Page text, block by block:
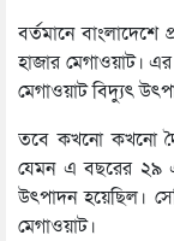
বর্তমানে
হাজার মেগাওয়াট।
মেগাওয়াট বিদ্যুৎ
তবে কখনো কখনো
যেমন এ বছরের ২৯
উৎপাদন হয়েছিল।
মেগাওয়াট।